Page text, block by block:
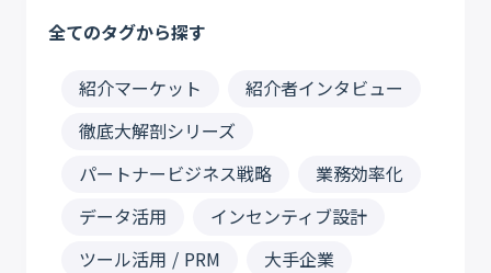
全てのタグから探す
紹介マーケット
紹介者インタビュー
徹底大解剖シリーズ
パートナービジネス戦略
業務効率化
データ活用
インセンティブ設計
ツール活用 / PRM
大手企業